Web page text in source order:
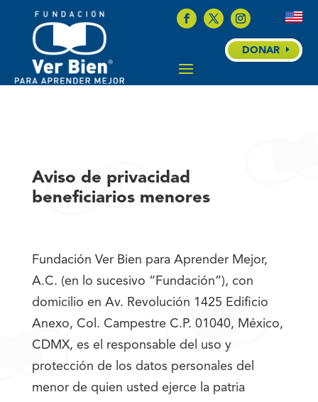
DONAR
Aviso de privacidad
beneficiarios menores
Fundación Ver Bien para Aprender Mejor,
A.C. (en lo sucesivo “Fundación”), con
domicilio en Av. Revolución 1425 Edificio
Anexo, Col. Campestre C.P. 01040, México,
CDMX, es el responsable del uso y
protección de los datos personales del
menor de quien usted ejerce la patria